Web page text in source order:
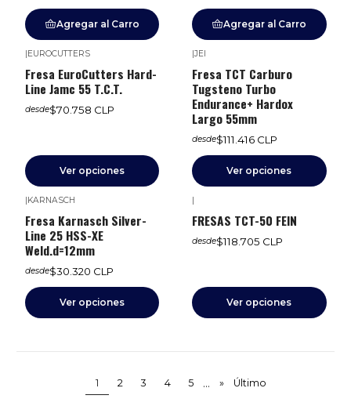
Agregar al Carro Agregar al Carro
|EUROCUTTERS
Fresa EuroCutters Hard-
Line Jamc 55 T.C.T.
desde$70.758 CLP
Ver opciones
|JEI
Fresa TCT Carburo
Tugsteno Turbo
Endurance+ Hardox
Largo 55mm
desde$111.416 CLP
Ver opciones
|KARNASCH
Fresa Karnasch Silver-
Line 25 HSS-XE
Weld.d=12mm
desde$30.320 CLP
Ver opciones
|
FRESAS TCT-50 FEIN
desde$118.705 CLP
Ver opciones
1 2 3 4 5 ... » Último